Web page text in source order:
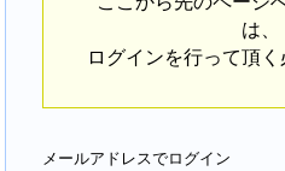
は、
ログインを行って頂く
メールアドレスでログイン